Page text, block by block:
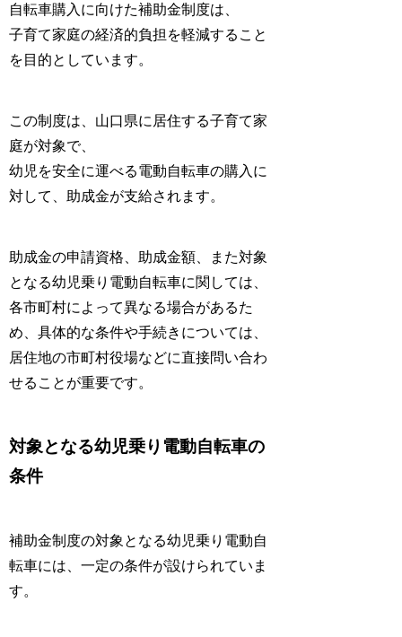
自転車購入に向けた補助金制度は、
子育て家庭の経済的負担を軽減すること
を目的としています。
この制度は、山口県に居住する子育て家
庭が対象で、
幼児を安全に運べる電動自転車の購入に
対して、助成金が支給されます。
助成金の申請資格、助成金額、また対象
となる幼児乗り電動自転車に関しては、
各市町村によって異なる場合があるた
め、具体的な条件や手続きについては、
居住地の市町村役場などに直接問い合わ
せることが重要です。
対象となる幼児乗り電動自転車の
条件
補助金制度の対象となる幼児乗り電動自
転車には、一定の条件が設けられていま
す。